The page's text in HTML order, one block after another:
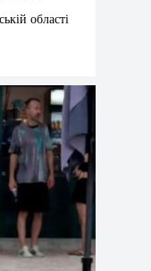
області